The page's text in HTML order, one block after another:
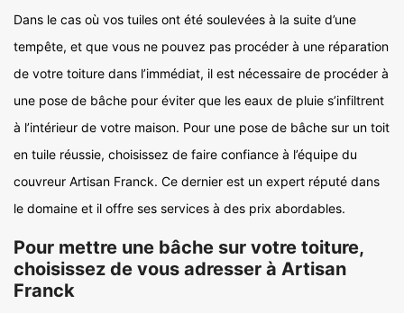
Dans le cas où vos tuiles ont été soulevées à la suite d’une
tempête, et que vous ne pouvez pas procéder à une réparation
de votre toiture dans l’immédiat, il est nécessaire de procéder à
une pose de bâche pour éviter que les eaux de pluie s’infiltrent
à l’intérieur de votre maison. Pour une pose de bâche sur un toit
en tuile réussie, choisissez de faire confiance à l’équipe du
couvreur Artisan Franck. Ce dernier est un expert réputé dans
le domaine et il offre ses services à des prix abordables.
Pour mettre une bâche sur votre toiture,
choisissez de vous adresser à Artisan
Franck